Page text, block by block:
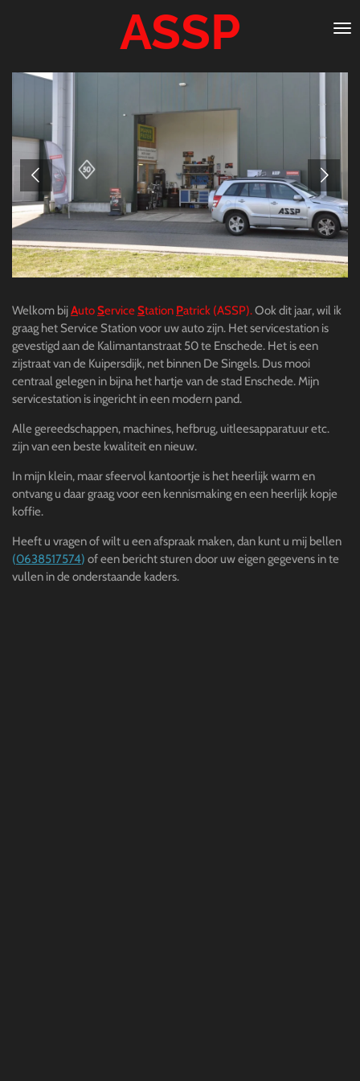
ASSP
Welkom bijAutoServiceStation Patrick (ASSP).Ook dit jaar, wil ik
graag het Service Station voor uw auto zijn. Het servicestation is
gevestigd aan de Kalimantanstraat 50 te Enschede. Het is een
zijstraat van de Kuipersdijk, net binnen De Singels. Dus mooi
centraal gelegen in bijna het hartje van de stad Enschede. Mijn
servicestation is ingericht in een modern pand.
Alle gereedschappen, machines, hefbrug, uitleesapparatuur etc.
zijn van een beste kwaliteit en nieuw.
In mijn klein, maar sfeervol kantoortje is het heerlijk warm en
ontvang u daar graag voor een kennismaking en een heerlijk kopje
koffie.
Heeft u vragen of wilt u een afspraak maken, dan kunt u mij bellen
(0638517574) of een bericht sturen door uw eigen gegevens in te
vullen in de onderstaande kaders.